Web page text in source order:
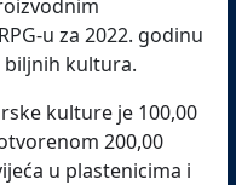
u za 2022. godinu
kultura.
kulture je 100,00
200,00
u plastenicima i